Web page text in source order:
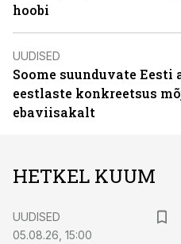
hoobi
UUDISED
Soome suunduvate
eestlaste konkreetsus
ebaviisakalt
HETKEL KUUM
UUDISED
05.08.26, 15:00